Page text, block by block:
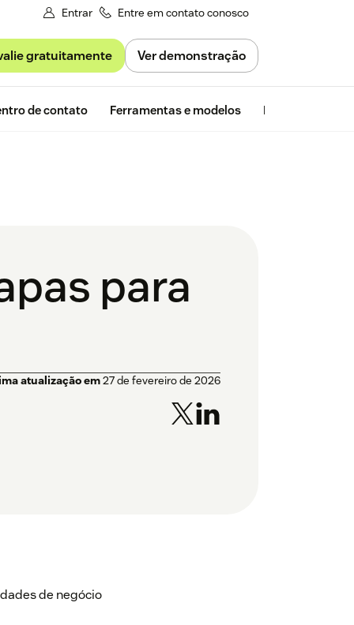
Entrar Entre em contato conosco
gratuitamente Ver demonstração
de contato Ferramentas e modelos Insights da
para
atualização em27 de fevereiro de 2026
de negócio